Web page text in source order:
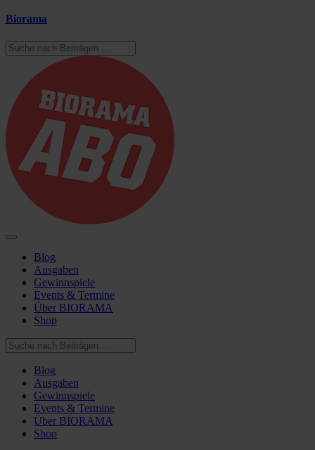
Biorama
Blog
Ausgaben
Gewinnspiele
Events & Termine
Über BIORAMA
Shop
Blog
Ausgaben
Gewinnspiele
Events & Termine
Über BIORAMA
Shop